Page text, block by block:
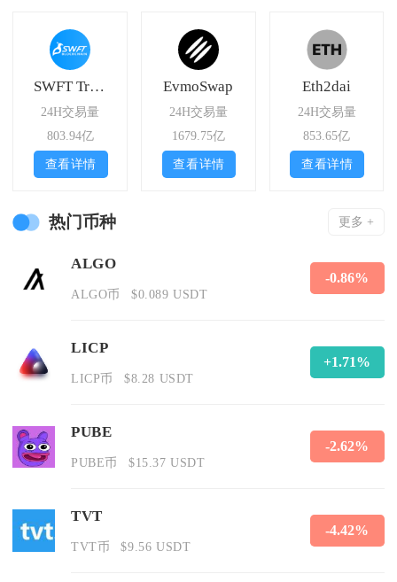
SWFT Trade
24H交易量
803.94亿
查看详情
EvmoSwap
24H交易量
1679.75亿
查看详情
Eth2dai
24H交易量
853.65亿
查看详情
热门币种 更多 +
ALGO
ALGO币 $0.089 USDT
-0.86%
LICP
LICP币 $8.28 USDT
+1.71%
PUBE
PUBE币 $15.37 USDT
-2.62%
TVT
TVT币 $9.56 USDT
-4.42%